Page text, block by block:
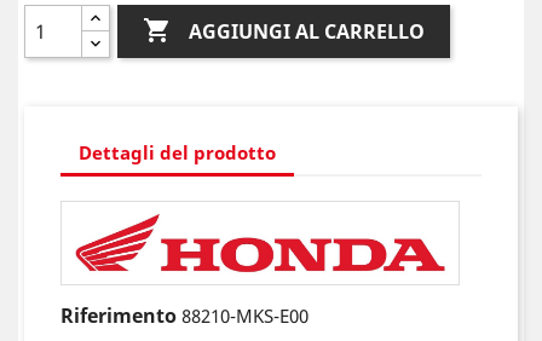
 AGGIUNGI AL CARRELLO
Dettagli del prodotto
Riferimento 88210-MKS-E00